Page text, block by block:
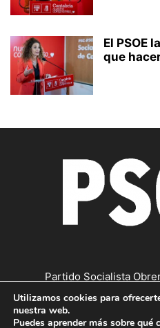
El PSOE
que
Partido Socialista
Contáctanos:
Utilizamos cookies para
nuestra web.
Puedes aprender más sobre